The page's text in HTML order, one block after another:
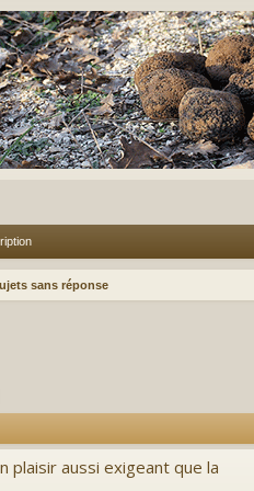
sans réponse
plaisir aussi exigeant que la